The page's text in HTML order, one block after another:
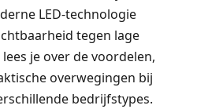
LED-technologie
tegen lage
je over de voordelen,
overwegingen bij
bedrijfstypes.